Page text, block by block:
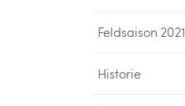
Feldsaison 2021
Historie